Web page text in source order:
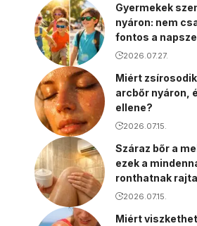
Gyermekek
nyáron: nem
fontos a
2026.07.27.
Miért
arcbőr nyáron,
ellene?
2026.07.15.
Száraz bőr a
ezek a
ronthatnak rajta
2026.07.15.
Miért viszkethet